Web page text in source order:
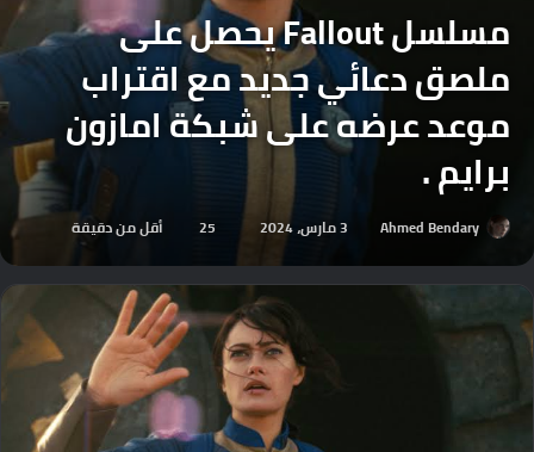
مسلسل Fallout يحصل على
ملصق دعائي جديد مع اقتراب
موعد عرضه على شبكة امازون
برايم .
Ahmed Bendary 3 مارس، 2024 25 أقل من دقيقة